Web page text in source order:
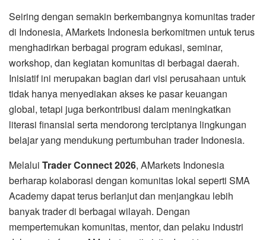
Seiring dengan semakin berkembangnya komunitas trader
di Indonesia, AMarkets Indonesia berkomitmen untuk terus
menghadirkan berbagai program edukasi, seminar,
workshop, dan kegiatan komunitas di berbagai daerah.
Inisiatif ini merupakan bagian dari visi perusahaan untuk
tidak hanya menyediakan akses ke pasar keuangan
global, tetapi juga berkontribusi dalam meningkatkan
literasi finansial serta mendorong terciptanya lingkungan
belajar yang mendukung pertumbuhan trader Indonesia.
Melalui Trader Connect 2026, AMarkets Indonesia
berharap kolaborasi dengan komunitas lokal seperti SMA
Academy dapat terus berlanjut dan menjangkau lebih
banyak trader di berbagai wilayah. Dengan
mempertemukan komunitas, mentor, dan pelaku industri